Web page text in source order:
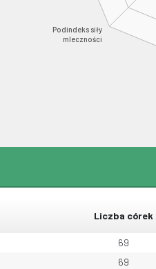
Podindeks siły
mleczności
Liczba córek
69
69